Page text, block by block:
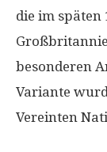
die im späten
besonderen
Variante
Vereinten